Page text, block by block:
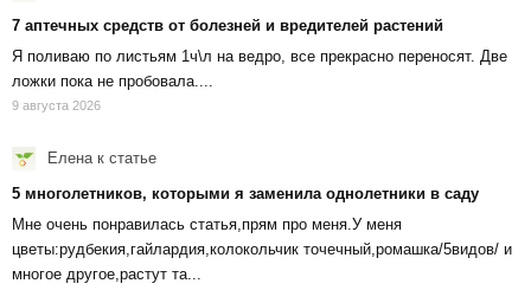
7 аптечных средств от болезней и вредителей растений
Я поливаю по листьям 1ч\л на ведро, все прекрасно переносят. Две
ложки пока не пробовала....
9 августа 2026
Елена к статье
5 многолетников, которыми я заменила однолетники в саду
Мне очень понравилась статья,прям про меня.У меня
цветы:рудбекия,гайлардия,колокольчик точечный,ромашка/5видов/ и
многое другое,растут та...